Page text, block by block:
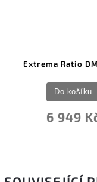
Extrema Ratio
6 949 Kč
Do košíku